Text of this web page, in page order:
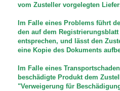
vom Zusteller vorgelegten
Im Falle eines Problems führt
den auf dem
entsprechen, und lässt den
eine Kopie des Dokuments
Im Falle eines
beschädigte Produkt dem
"Verweigerung für